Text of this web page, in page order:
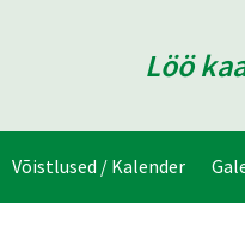
Löö
Võistlused / Kalender